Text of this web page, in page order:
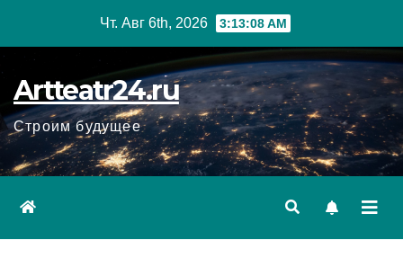
Чт. Авг 6th, 2026 3:13:09 AM
Artteatr24.ru
Строим будущее